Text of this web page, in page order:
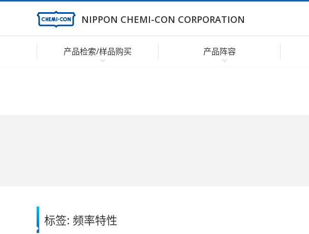
NIPPON CHEMI-CON CORPORATION
产品检索/样品购买 产品阵容
标签: 频率特性